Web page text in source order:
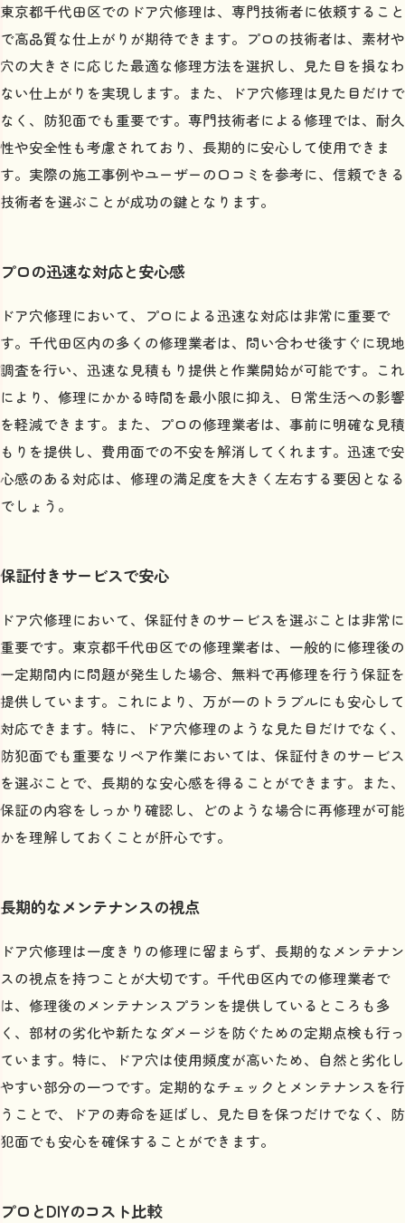
比較
プロに依頼する場合のメリットとデメリット
DIYの利点と課題
時間とコストの比較
安全性と耐久性の違い
修理の難易度と自信の有無
結論：どちらを選ぶべきか
信頼できる業者の特徴
価格だけで選ばない理由
アフターサービスの充実度
業者の実績と経験をチェック
訪問見積もりの際の確認ポイント
ドア穴修理で見た目と防犯性を取り戻そう
修理後の美観を保つために
修理がもたらす安心感
修理後のメンテナンス方法
実際の事例で学ぶドア穴修理の成功と失敗
成功事例から学ぶ修理のポイント
失敗事例に学ぶ注意点
プロのアドバイスを活かす
実際の修理過程をレビュー
事例をもとにしたDIY改善策
失敗を防ぐための準備と工夫
利用者の声を活かした業者選び
口コミで分かる業者の評判
費用対効果を検証する
問題の早期発見と解決策
地域特有の修理事情
口コミで見えるトラブルと対策
東京都千代田区でのドア穴修理は、専門技術者に依頼すること
で高品質な仕上がりが期待できます。プロの技術者は、素材や
穴の大きさに応じた最適な修理方法を選択し、見た目を損なわ
ない仕上がりを実現します。また、ドア穴修理は見た目だけで
なく、防犯面でも重要です。専門技術者による修理では、耐久
性や安全性も考慮されており、長期的に安心して使用できま
す。実際の施工事例やユーザーの口コミを参考に、信頼できる
技術者を選ぶことが成功の鍵となります。
プロの迅速な対応と安心感
ドア穴修理において、プロによる迅速な対応は非常に重要で
す。千代田区内の多くの修理業者は、問い合わせ後すぐに現地
調査を行い、迅速な見積もり提供と作業開始が可能です。これ
により、修理にかかる時間を最小限に抑え、日常生活への影響
を軽減できます。また、プロの修理業者は、事前に明確な見積
もりを提供し、費用面での不安を解消してくれます。迅速で安
心感のある対応は、修理の満足度を大きく左右する要因となる
でしょう。
保証付きサービスで安心
ドア穴修理において、保証付きのサービスを選ぶことは非常に
重要です。東京都千代田区での修理業者は、一般的に修理後の
一定期間内に問題が発生した場合、無料で再修理を行う保証を
提供しています。これにより、万が一のトラブルにも安心して
対応できます。特に、ドア穴修理のような見た目だけでなく、
防犯面でも重要なリペア作業においては、保証付きのサービス
を選ぶことで、長期的な安心感を得ることができます。また、
保証の内容をしっかり確認し、どのような場合に再修理が可能
かを理解しておくことが肝心です。
長期的なメンテナンスの視点
ドア穴修理は一度きりの修理に留まらず、長期的なメンテナン
スの視点を持つことが大切です。千代田区内での修理業者で
は、修理後のメンテナンスプランを提供しているところも多
く、部材の劣化や新たなダメージを防ぐための定期点検も行っ
ています。特に、ドア穴は使用頻度が高いため、自然と劣化し
やすい部分の一つです。定期的なチェックとメンテナンスを行
うことで、ドアの寿命を延ばし、見た目を保つだけでなく、防
犯面でも安心を確保することができます。
プロとDIYのコスト比較